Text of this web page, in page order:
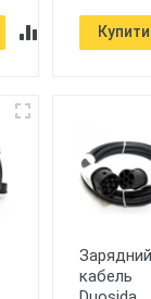
Купити
Зарядний
кабель